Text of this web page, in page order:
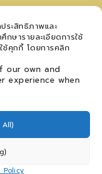
ระสิทธิภาพและ
กษารายละเอียดการใช้
ช้คุกกี้ โดยการคลิก
our own and
experience when
Policy
Art
09